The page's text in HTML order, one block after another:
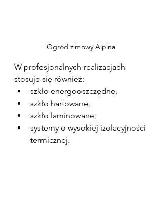
Ogród zimowy Alpina
W profesjonalnych realizacjach
stosuje się również:
szkło energooszczędne,
szkło hartowane,
szkło laminowane,
systemy o wysokiej izolacyjności
termicznej.